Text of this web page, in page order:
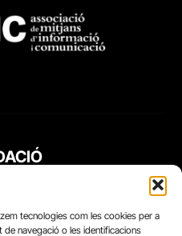
tecnologies com les cookies per a
navegació o les identificacions